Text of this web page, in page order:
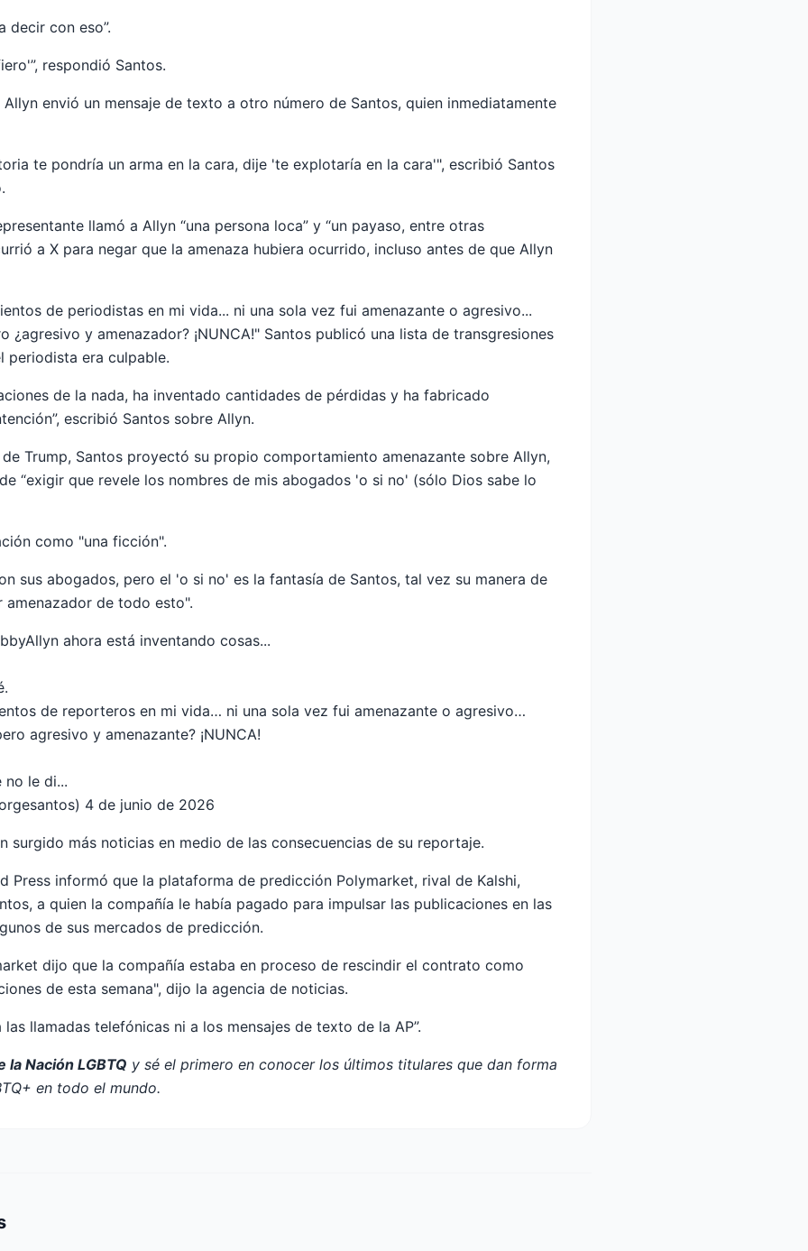
decir con eso”.
respondió Santos.
Allyn envió un mensaje de texto a otro número de Santos, quien inmediatamente
te pondría un arma en la cara, dije 'te explotaría en la cara'", escribió Santos
llamó a Allyn “una persona loca” y “un payaso, entre otras
a X para negar que la amenaza hubiera ocurrido, incluso antes de que Allyn
de periodistas en mi vida... ni una sola vez fui amenazante o agresivo...
¿agresivo y amenazador? ¡NUNCA!" Santos publicó una lista de transgresiones
periodista era culpable.
de la nada, ha inventado cantidades de pérdidas y ha fabricado
escribió Santos sobre Allyn.
Trump, Santos proyectó su propio comportamiento amenazante sobre Allyn,
“exigir que revele los nombres de mis abogados 'o si no' (sólo Dios sabe lo
como "una ficción".
sus abogados, pero el 'o si no' es la fantasía de Santos, tal vez su manera de
de todo esto".
ahora está inventando cosas...
de reporteros en mi vida… ni una sola vez fui amenazante o agresivo…
agresivo y amenazante? ¡NUNCA!
no le di...
4 de junio de 2026
surgido más noticias en medio de las consecuencias de su reportaje.
Press informó que la plataforma de predicción Polymarket, rival de Kalshi,
a quien la compañía le había pagado para impulsar las publicaciones en las
de sus mercados de predicción.
dijo que la compañía estaba en proceso de rescindir el contrato como
de esta semana", dijo la agencia de noticias.
llamadas telefónicas ni a los mensajes de texto de la AP”.
la Nación LGBTQ y sé el primero en conocer los últimos titulares que dan forma
en todo el mundo.